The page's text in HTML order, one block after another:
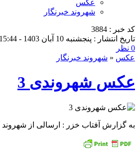
عکس
شهروند خبرنگار
کد خبر : 3884
تاریخ انتشار : پنجشنبه 10 آبان 1403 - 15:44
0 نظر
عکس « شهروند خبرنگار
عکس شهروندی 3
به گزارش آفتاب خزر : ارسالی از شهروند